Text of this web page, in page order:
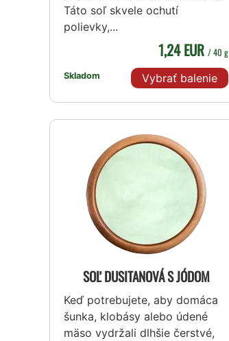
Táto soľ skvele ochutí
polievky,...
Skladom
1,24 EUR / 40 g
Vybrať balenie
SOĽ DUSITANOVÁ S JÓDOM
Keď potrebujete, aby domáca
šunka, klobásy alebo údené
mäso vydržali dlhšie čerstvé,